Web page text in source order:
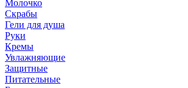
Молочко
Скрабы
Гели для душа
Руки
Кремы
Увлажняющие
Защитные
Питательные